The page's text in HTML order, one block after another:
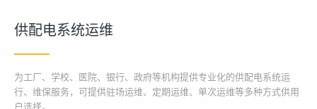
供配电系统运维
为工厂、学校、医院、银行、政府等机构提供专业化的供配电系统运
行、维保服务，可提供驻场运维、定期运维、单次运维等多种方式供用
户选择。